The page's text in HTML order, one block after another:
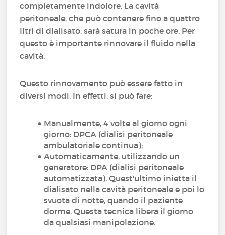
completamente indolore. La cavità
peritoneale, che può contenere fino a quattro
litri di dialisato, sarà satura in poche ore. Per
questo è importante rinnovare il fluido nella
cavità.
Questo rinnovamento può essere fatto in
diversi modi. In effetti, si può fare:
Manualmente, 4 volte al giorno ogni
giorno: DPCA (dialisi peritoneale
ambulatoriale continua);
Automaticamente, utilizzando un
generatore: DPA (dialisi peritoneale
automatizzata). Quest'ultimo inietta il
dialisato nella cavità peritoneale e poi lo
svuota di notte, quando il paziente
dorme. Questa tecnica libera il giorno
da qualsiasi manipolazione.